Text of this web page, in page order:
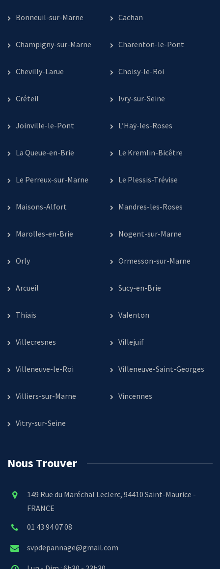
Bonneuil-sur-Marne Cachan
Champigny-sur-Marne Charenton-le-Pont
Chevilly-Larue Choisy-le-Roi
Créteil Ivry-sur-Seine
Joinville-le-Pont L’Haÿ-les-Roses
La Queue-en-Brie Le Kremlin-Bicêtre
Le Perreux-sur-Marne Le Plessis-Trévise
Maisons-Alfort Mandres-les-Roses
Marolles-en-Brie Nogent-sur-Marne
Orly Ormesson-sur-Marne
Arcueil Sucy-en-Brie
Thiais Valenton
Villecresnes Villejuif
Villeneuve-le-Roi Villeneuve-Saint-Georges
Villiers-sur-Marne Vincennes
Vitry-sur-Seine
Nous Trouver
149 Rue du Maréchal Leclerc, 94410 Saint-Maurice -
FRANCE
01 43 94 07 08
svpdepannage@gmail.com